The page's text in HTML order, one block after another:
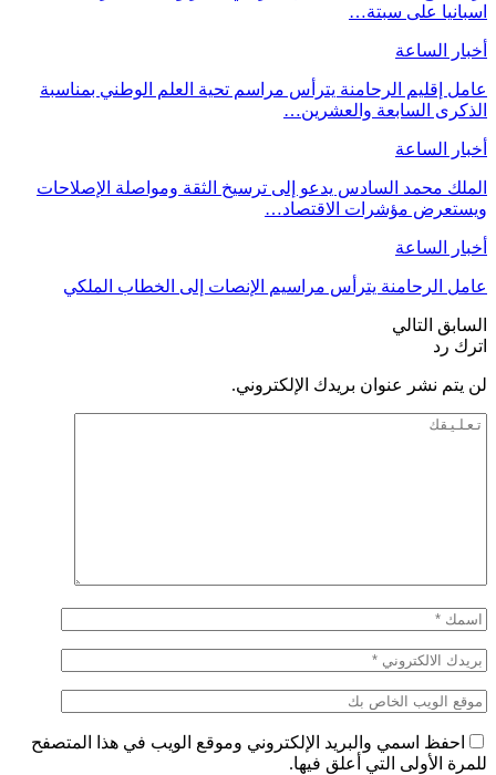
اسبانيا على سبتة…
أخبار الساعة
عامل إقليم الرحامنة يترأس مراسم تحية العلم الوطني بمناسبة
الذكرى السابعة والعشرين…
أخبار الساعة
الملك محمد السادس يدعو إلى ترسيخ الثقة ومواصلة الإصلاحات
ويستعرض مؤشرات الاقتصاد…
أخبار الساعة
عامل الرحامنة يترأس مراسيم الإنصات إلى الخطاب الملكي
السابق التالي
اترك رد
لن يتم نشر عنوان بريدك الإلكتروني.
احفظ اسمي والبريد الإلكتروني وموقع الويب في هذا المتصفح
للمرة الأولى التي أعلق فيها.